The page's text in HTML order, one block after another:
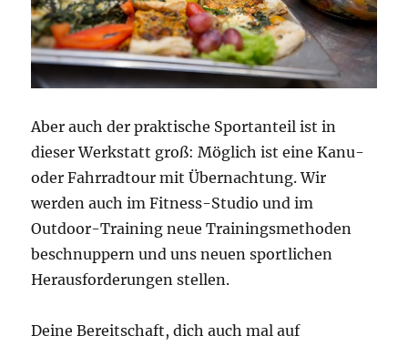
Aber auch der praktische Sportanteil ist in
dieser Werkstatt groß: Möglich ist eine Kanu-
oder Fahrradtour mit Übernachtung. Wir
werden auch im Fitness-Studio und im
Outdoor-Training neue Trainingsmethoden
beschnuppern und uns neuen sportlichen
Herausforderungen stellen.
Deine Bereitschaft, dich auch mal auf